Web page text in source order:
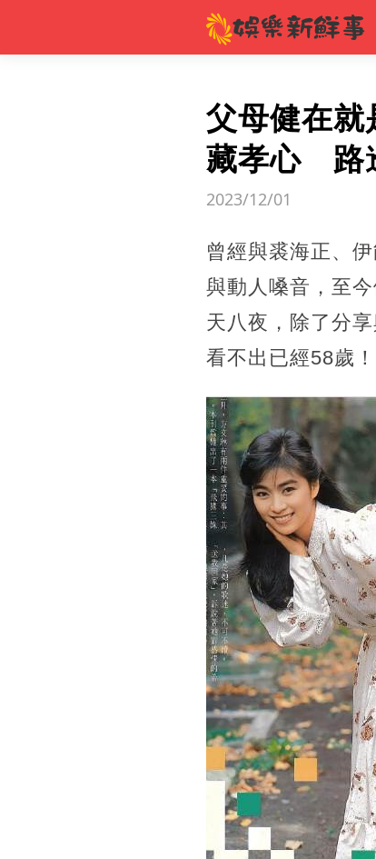
父母健在就
藏孝心 路
2023/12/01
曾經與裘海正、
與動人嗓音，至
天八夜，除了分
看不出已經58歲！